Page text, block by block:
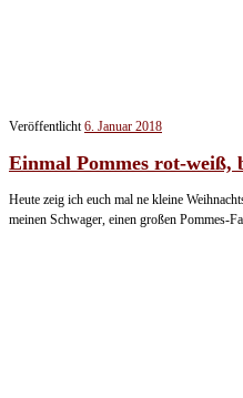
Veröffentlicht6. Januar 2018
Einmal Pommes rot-weiß,
Heute zeig ich euch mal ne kleine
meinen Schwager, einen großen Pommes-